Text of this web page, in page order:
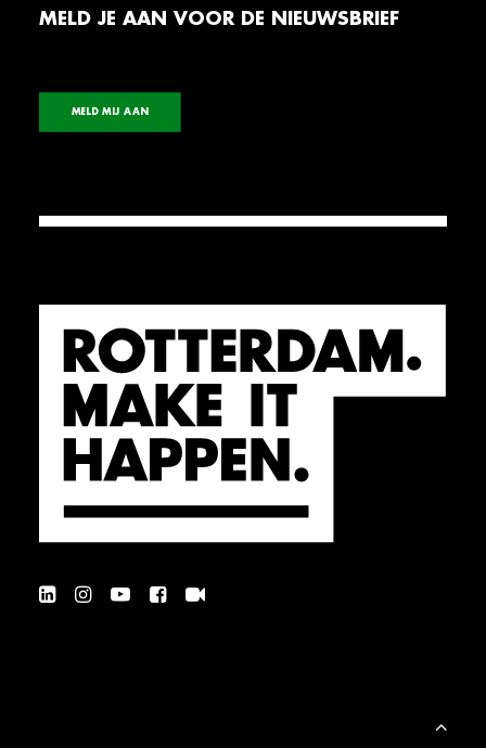
MELD JE AAN VOOR DE NIEUWSBRIEF
MELD MIJ AAN